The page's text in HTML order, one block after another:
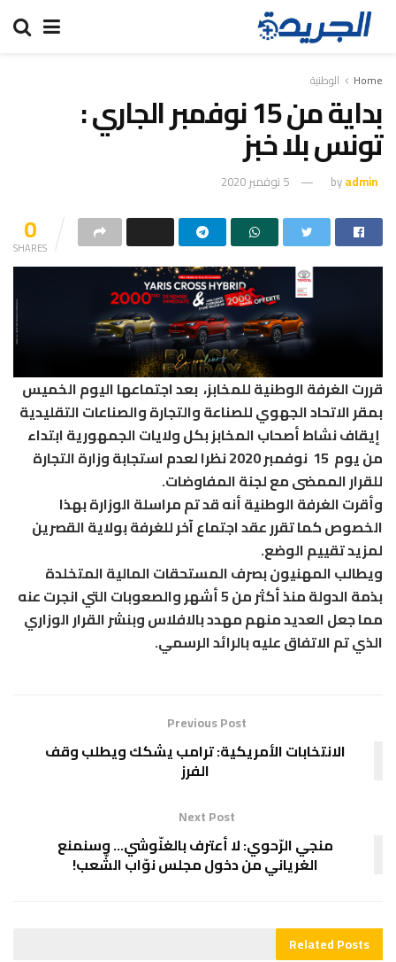
Home الوطنية
بداية من 15 نوفمبر الجاري :
تونس بلا خبز
byadmin 5 نوفمبر 2020
0
SHARES
قررت الغرفة الوطنية للمخابز، بعد اجتماعها اليوم الخميس
بمقر الاتحاد الجهوي للصناعة والتجارة والصناعات التقليدية
إيقاف نشاط أصحاب المخابز بكل ولايات الجمهورية ابتداء
من يوم 15 نوفمبر 2020 نظرا لعدم استجابة وزارة التجارة
للقرار الممضى مع لجنة المفاوضات.
وأقرت الغرفة الوطنية أنه قد تم مراسلة الوزارة بهذا
الخصوص كما تقرر عقد اجتماع آخر للغرفة بولاية القصرين
لمزيد تقييم الوضع.
ويطالب المهنيون بصرف المستحقات المالية المتخلدة
بذمة الدولة منذ أكثر من 5 أشهر والصعوبات التي انجرت عنه
مما جعل العديد منهم مهدد بالافلاس وبنشر القرار الوزاري
الذي تم الاتفاق عليه بالرائد الرسمي.
Previous Post
الانتخابات الأمريكية: ترامب يشكك ويطلب وقف
الفرز
Next Post
منجي الرّحوي: لا أعترف بالغنّوشي… وسنمنع
الغرياني من دخول مجلس نوّاب الشّعب!
RelatedPosts